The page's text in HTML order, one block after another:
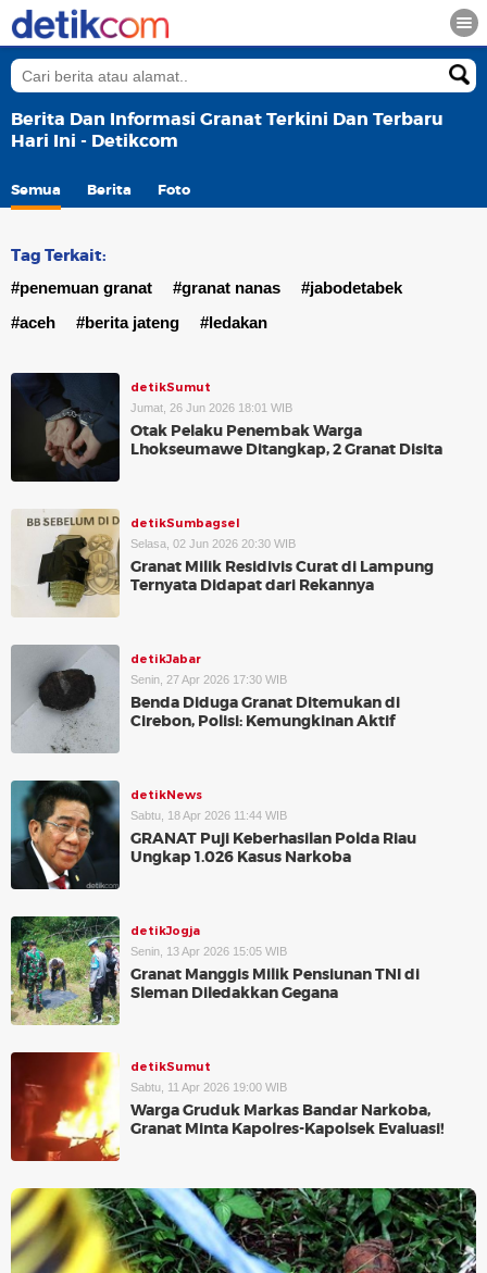
Berita Dan Informasi Granat Terkini Dan Terbaru
Hari Ini - Detikcom
Semua Berita Foto
Tag Terkait:
#penemuan granat #granat nanas
#jabodetabek
#aceh
#berita jateng #ledakan
detikSumut
Jumat, 26 Jun 2026 18:01 WIB
Otak Pelaku Penembak Warga
Lhokseumawe Ditangkap, 2 Granat Disita
detikSumbagsel
Selasa, 02 Jun 2026 20:30 WIB
Granat Milik Residivis Curat di Lampung
Ternyata Didapat dari Rekannya
detikJabar
Senin, 27 Apr 2026 17:30 WIB
Benda Diduga Granat Ditemukan di
Cirebon, Polisi: Kemungkinan Aktif
detikNews
Sabtu, 18 Apr 2026 11:44 WIB
GRANAT Puji Keberhasilan Polda Riau
Ungkap 1.026 Kasus Narkoba
detikJogja
Senin, 13 Apr 2026 15:05 WIB
Granat Manggis Milik Pensiunan TNI di
Sleman Diledakkan Gegana
detikSumut
Sabtu, 11 Apr 2026 19:00 WIB
Warga Gruduk Markas Bandar Narkoba,
Granat Minta Kapolres-Kapolsek Evaluasi!